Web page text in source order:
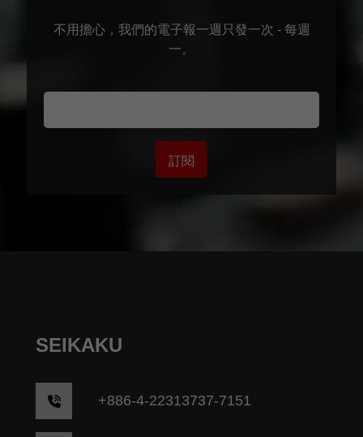
不用擔心，我們的電子報一週只發一次 - 每週
一。
訂閱
SEIKAKU
+886-4-22313737-7151